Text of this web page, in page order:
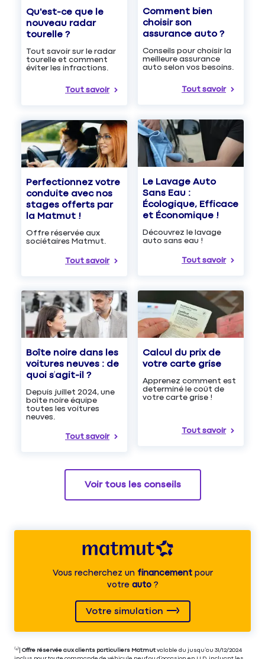
Qu'est-ce que le
nouveau radar
tourelle ?
Tout savoir sur le radar
tourelle et comment
éviter les infractions.
Tout savoir
Comment bien
choisir son
assurance auto ?
Conseils pour choisir la
meilleure assurance
auto selon vos besoins.
Tout savoir
Perfectionnez votre
conduite avec nos
stages offerts par
la Matmut !
Offre réservée aux
sociétaires Matmut.
Tout savoir
Le Lavage Auto
Sans Eau :
Écologique, Efficace
et Économique !
Découvrez le lavage
auto sans eau !
Tout savoir
Boîte noire dans les
voitures neuves : de
quoi s’agit-il ?
Depuis juillet 2024, une
boîte noire équipe
toutes les voitures
neuves.
Tout savoir
Calcul du prix de
votre carte grise
Apprenez comment est
determiné le coût de
votre carte grise !
Tout savoir
Voir tous les conseils
Vous recherchez unfinancementpour
votre auto?
Votre simulation
⁽⁴⁾| Offre réservée aux clients particuliers Matmut valable du jusqu’au 31/12/2024